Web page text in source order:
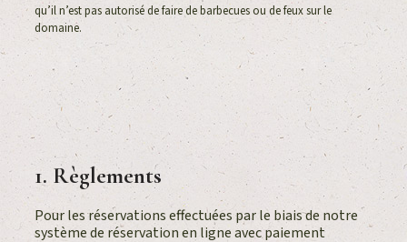
qu’il n’est pas autorisé de faire de barbecues ou de feux sur le
domaine.
1. Règlements
Pour les réservations effectuées par le biais de notre
système de réservation en ligne avec paiement